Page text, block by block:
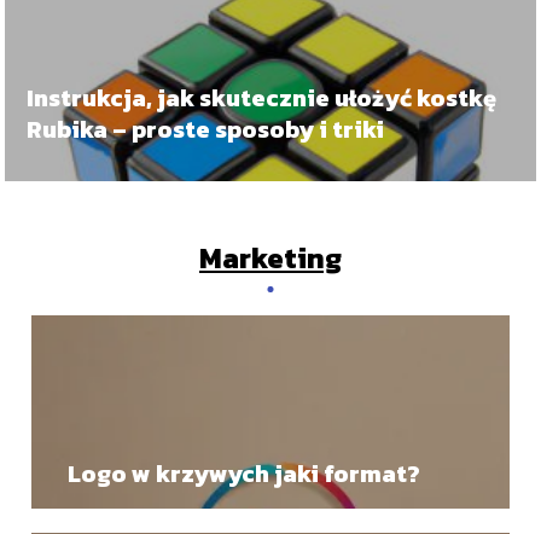
Instrukcja, jak skutecznie ułożyć kostkę
Rubika – proste sposoby i triki
Marketing
Logo w krzywych jaki format?